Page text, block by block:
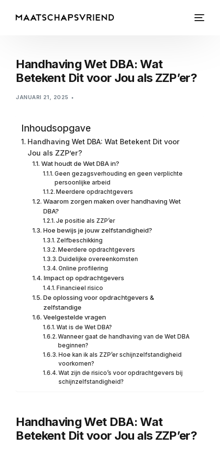
Handhaving Wet DBA: Wat
Betekent Dit voor Jou als ZZP’er?
JANUARI 21, 2025
Inhoudsopgave
Handhaving Wet DBA: Wat Betekent Dit voor
Jou als ZZP’er?
Wat houdt de Wet DBA in?
Geen gezagsverhouding en geen verplichte
persoonlijke arbeid
Meerdere opdrachtgevers
Waarom zorgen maken over handhaving Wet
DBA?
Je positie als ZZP’er
Hoe bewijs je jouw zelfstandigheid?
Zelfbeschikking
Meerdere opdrachtgevers
Duidelijke overeenkomsten
Online profilering
Impact op opdrachtgevers
Financieel risico
De oplossing voor opdrachtgevers &
zelfstandige
Veelgestelde vragen
Wat is de Wet DBA?
Wanneer gaat de handhaving van de Wet DBA
beginnen?
Hoe kan ik als ZZP’er schijnzelfstandigheid
voorkomen?
Wat zijn de risico’s voor opdrachtgevers bij
schijnzelfstandigheid?
Handhaving Wet DBA: Wat
Betekent Dit voor Jou als ZZP’er?